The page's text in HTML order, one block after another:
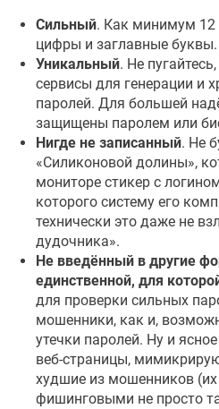
Сильный. Как минимум 12
цифры и заглавные буквы.
Уникальный. Не
сервисы для генерации и
паролей. Для большей
защищены паролем или
Нигде не записанный. Не
«Силиконовой долины»,
мониторе стикер с
которого систему его
технически это даже не
дудочника».
Не введённый в другие
единственной, для
для проверки сильных
мошенники, как и,
утечки паролей. Ну и
веб-страницы,
худшие из мошенников
фишинговыми не просто